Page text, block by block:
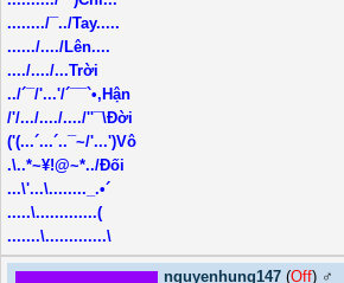
......../¯../Tay.....
....../..../Lên....
..../..../...Trời
../´¯/'...'/´¯¯`•,Hận
/'/.../..../..../''¯\Đời
('(...´...´..¯~/'...')Vô
.\..*~¥!@~*../Đối
...\'...\........_.•´
.....\.............(
.......\.............\
nguyenhung147 (Off) ♂️